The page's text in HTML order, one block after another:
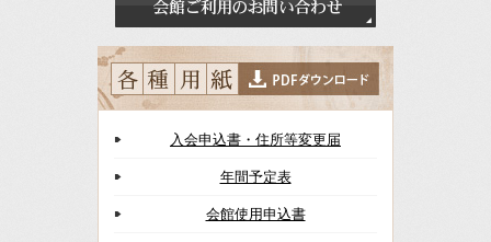
入会申込書・住所等変更届
年間予定表
会館使用申込書